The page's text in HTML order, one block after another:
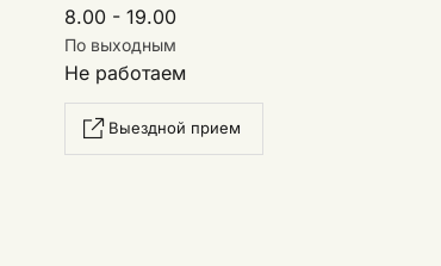
8.00 - 19.00
По выходным
Не работаем
Выездной прием